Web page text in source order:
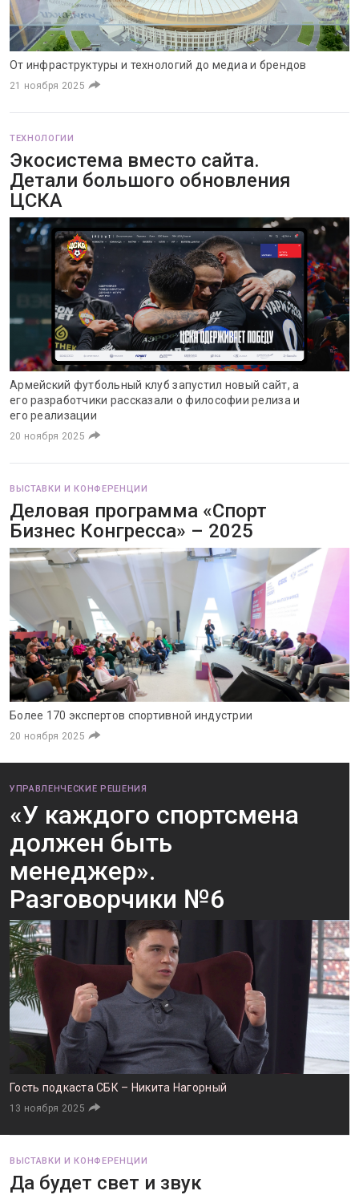
От инфраструктуры и технологий до медиа и брендов
21 ноября 2025
ТЕХНОЛОГИИ
Экосистема вместо сайта.
Детали большого обновления
ЦСКА
Армейский футбольный клуб запустил новый сайт, а
его разработчики рассказали о философии релиза и
его реализации
20 ноября 2025
ВЫСТАВКИ И КОНФЕРЕНЦИИ
Деловая программа «Спорт
Бизнес Конгресса» – 2025
Более 170 экспертов спортивной индустрии
20 ноября 2025
УПРАВЛЕНЧЕСКИЕ РЕШЕНИЯ
«У каждого спортсмена
должен быть
менеджер».
Разговорчики №6
Гость подкаста СБК – Никита Нагорный
13 ноября 2025
ВЫСТАВКИ И КОНФЕРЕНЦИИ
Да будет свет и звук